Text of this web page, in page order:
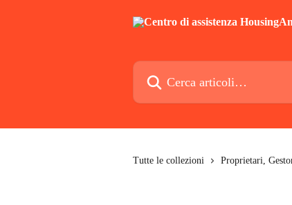
Cerca articoli…
Tutte le collezioni Proprietari,